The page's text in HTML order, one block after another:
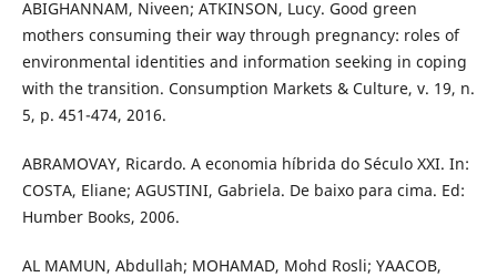
ABIGHANNAM, Niveen; ATKINSON, Lucy. Good green
mothers consuming their way through pregnancy: roles of
environmental identities and information seeking in coping
with the transition. Consumption Markets & Culture, v. 19, n.
5, p. 451-474, 2016.
ABRAMOVAY, Ricardo. A economia híbrida do Século XXI. In:
COSTA, Eliane; AGUSTINI, Gabriela. De baixo para cima. Ed:
Humber Books, 2006.
AL MAMUN, Abdullah; MOHAMAD, Mohd Rosli; YAACOB,